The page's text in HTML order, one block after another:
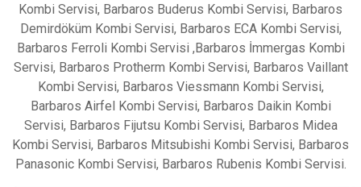
Kombi Servisi, Barbaros Buderus Kombi Servisi, Barbaros
Demirdöküm Kombi Servisi, Barbaros ECA Kombi Servisi,
Barbaros Ferroli Kombi Servisi ,Barbaros İmmergas Kombi
Servisi, Barbaros Protherm Kombi Servisi, Barbaros Vaillant
Kombi Servisi, Barbaros Viessmann Kombi Servisi,
Barbaros Airfel Kombi Servisi, Barbaros Daikin Kombi
Servisi, Barbaros Fijutsu Kombi Servisi, Barbaros Midea
Kombi Servisi, Barbaros Mitsubishi Kombi Servisi, Barbaros
Panasonic Kombi Servisi, Barbaros Rubenis Kombi Servisi.